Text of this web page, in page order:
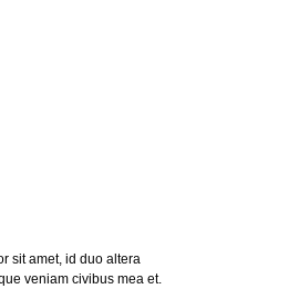
sit amet, id duo altera
veniam civibus mea et.